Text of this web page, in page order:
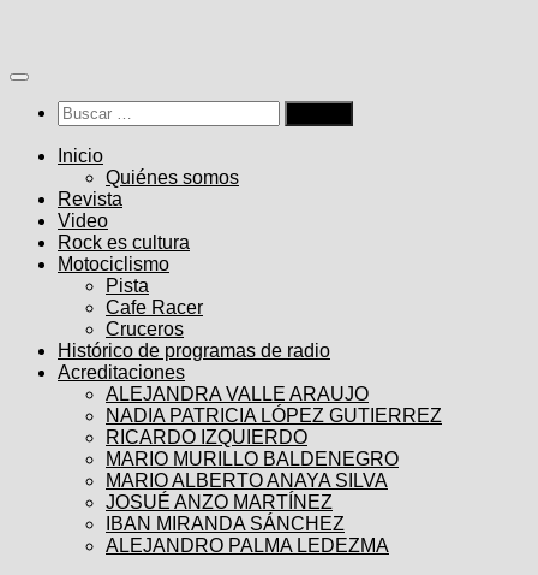
contenido
Buscar:
Inicio
Quiénes somos
Revista
Video
Rock es cultura
Motociclismo
Pista
Cafe Racer
Cruceros
Histórico de programas de radio
Acreditaciones
ALEJANDRA VALLE ARAUJO
NADIA PATRICIA LÓPEZ GUTIERREZ
RICARDO IZQUIERDO
MARIO MURILLO BALDENEGRO
MARIO ALBERTO ANAYA SILVA
JOSUÉ ANZO MARTÍNEZ
IBAN MIRANDA SÁNCHEZ
ALEJANDRO PALMA LEDEZMA